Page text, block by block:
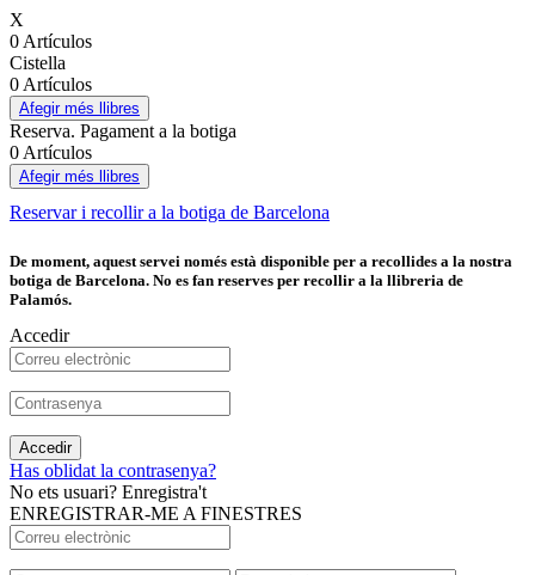
X
0 Artículos
Cistella
0 Artículos
Afegir més llibres
Reserva. Pagament a la botiga
0 Artículos
Afegir més llibres
Reservar i recollir a la botiga de Barcelona
De moment, aquest servei només està disponible per a recollides a la nostra
botiga de Barcelona. No es fan reserves per recollir a la llibreria de
Palamós.
Accedir
Accedir
Has oblidat la contrasenya?
No ets usuari? Enregistra't
ENREGISTRAR-ME A FINESTRES